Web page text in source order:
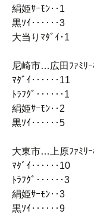
絹姫ｻｰﾓﾝ‥1
黒ｿｲ‥‥‥3
大当りﾏﾀﾞｲ･1
尼崎市…広田ﾌｧﾐﾘｰ
ﾏﾀﾞｲ‥‥‥11
ﾄﾗﾌｸﾞ‥‥‥1
絹姫ｻｰﾓﾝ‥2
黒ｿｲ‥‥‥5
大東市…上原ﾌｧﾐﾘｰ
ﾏﾀﾞｲ‥‥‥10
ﾄﾗﾌｸﾞ‥‥‥3
絹姫ｻｰﾓﾝ‥3
黒ｿｲ‥‥‥9